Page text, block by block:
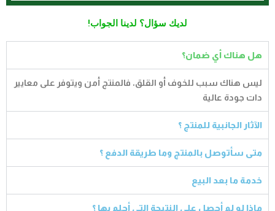
لديك سؤال؟ لدينا الجواب!​
هل هناك أي ضمان؟
ليس هناك سبب للخوف أو القلق، فالمنتج أمن ويتوفر على معايير
دات جودة عالية
الآثار الجانبية للمنتج ؟
متى سأتوصل بالمنتج وما طريقة الدفع ؟
خدمة ما بعد البيع
ماذا لو لم أحصل على النتيجة التي أحلم بها ؟